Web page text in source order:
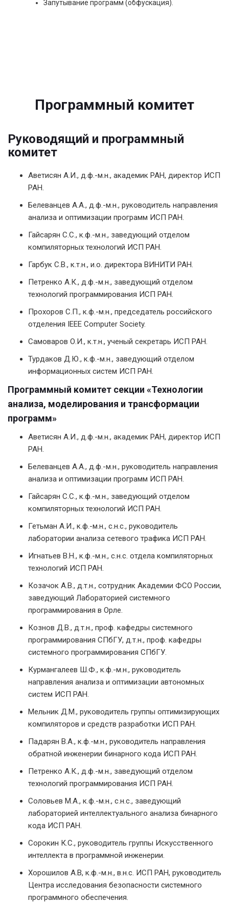
Запутывание программ (обфускация).
Программный комитет
Руководящий и программный
комитет
Аветисян А.И., д.ф.-м.н., академик РАН, директор ИСП
РАН.
Белеванцев А.А., д.ф.-м.н., руководитель направления
анализа и оптимизации программ ИСП РАН.
Гайсарян С.С., к.ф.-м.н., заведующий отделом
компиляторных технологий ИСП РАН.
Гарбук С.В., к.т.н., и.о. директора ВИНИТИ РАН.
Петренко А.К., д.ф.-м.н., заведующий отделом
технологий программирования ИСП РАН.
Прохоров С.П., к.ф.-м.н., председатель российского
отделения IEEE Computer Society.
Самоваров О.И., к.т.н., ученый секретарь ИСП РАН.
Турдаков Д.Ю., к.ф.-м.н., заведующий отделом
информационных систем ИСП РАН.
Программный комитет секции «Технологии
анализа, моделирования и трансформации
программ»
Аветисян А.И., д.ф.-м.н., академик РАН, директор ИСП
РАН.
Белеванцев А.А., д.ф.-м.н., руководитель направления
анализа и оптимизации программ ИСП РАН.
Гайсарян С.С., к.ф.-м.н., заведующий отделом
компиляторных технологий ИСП РАН.
Гетьман А.И., к.ф.-м.н., с.н.с., руководитель
лаборатории анализа сетевого трафика ИСП РАН.
Игнатьев В.Н., к.ф.-м.н., с.н.с. отдела компиляторных
технологий ИСП РАН.
Козачок А.В., д.т.н., сотрудник Академии ФСО России,
заведующий Лабораторией системного
программирования в Орле.
Кознов Д.В., д.т.н., проф. кафедры системного
программирования СПбГУ, д.т.н., проф. кафедры
системного программирования СПбГУ.
Курмангалеев Ш.Ф., к.ф.-м.н., руководитель
направления анализа и оптимизации автономных
систем ИСП РАН.
Мельник Д.М., руководитель группы оптимизирующих
компиляторов и средств разработки ИСП РАН.
Падарян В.А., к.ф.-м.н., руководитель направления
обратной инженерии бинарного кода ИСП РАН.
Петренко А.К., д.ф.-м.н., заведующий отделом
технологий программирования ИСП РАН.
Соловьев М.А., к.ф.-м.н., с.н.с., заведующий
лабораторией интеллектуального анализа бинарного
кода ИСП РАН.
Сорокин К.С., руководитель группы Искусственного
интеллекта в программной инженерии.
Хорошилов А.В, к.ф.-м.н., в.н.с. ИСП РАН, руководитель
Центра исследования безопасности системного
программного обеспечения.